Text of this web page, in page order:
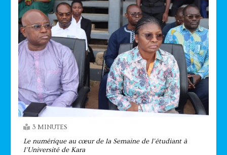
3 MINUTES
Le numérique au cœur de la Semaine de l’étudiant à
l’Université de Kara